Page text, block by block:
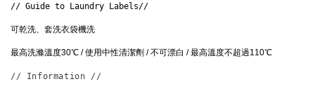
// Guide to Laundry Labels//
可乾洗、套洗衣袋機洗
最高洗滌溫度30℃ / 使用中性清潔劑 / 不可漂白 / 最高溫度不超過110℃
// Information //